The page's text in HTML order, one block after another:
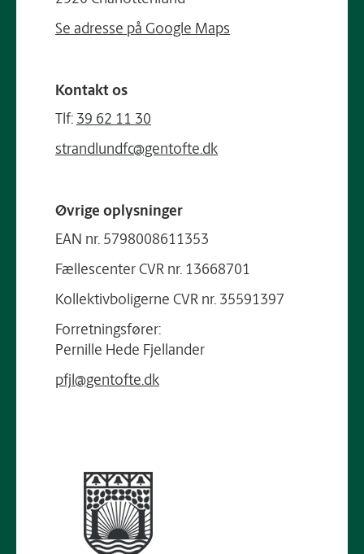
Se adresse på Google Maps
Kontakt os
Tlf: 39 62 11 30
strandlundfc@gentofte.dk
Øvrige oplysninger
EAN nr. 5798008611353
Fællescenter CVR nr. 13668701
Kollektivboligerne CVR nr. 35591397
Forretningsfører:
Pernille Hede Fjellander
pfjl@gentofte.dk